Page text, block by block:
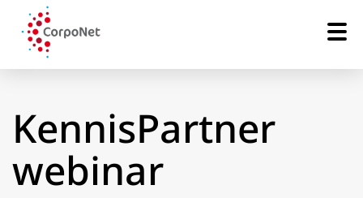
KennisPartner
webinar